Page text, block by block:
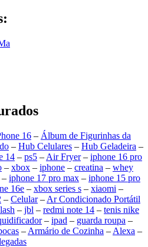
16 – Álbum de Figurinhas da
– Hub Celulares – Hub Geladeira –
14 – ps5 – Air Fryer– iphone 16 pro
– xbox – iphone – creatina – whey
– iphone 17 pro max – iphone 15 pro
16e – xbox series s – xiaomi –
– Celular– Ar Condicionado Portátil
– jbl – redmi note 14 – tenis nike
– ipad – guarda roupa –
– Armário de Cozinha – Alexa –